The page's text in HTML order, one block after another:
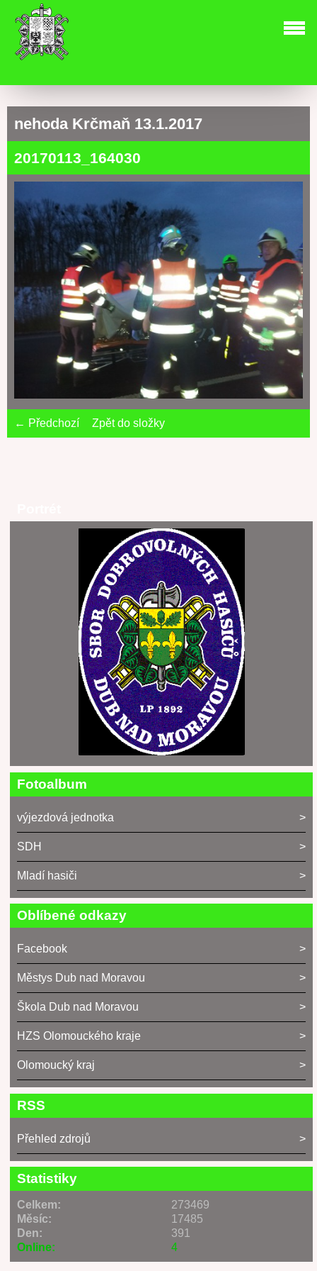
nehoda Krčmaň 13.1.2017
20170113_164030
← Předchozí Zpět do složky
Fotoalbum
výjezdová jednotka
SDH
Mladí hasiči
Oblíbené odkazy
Facebook
Městys Dub nad Moravou
Škola Dub nad Moravou
HZS Olomouckého kraje
Olomoucký kraj
RSS
Přehled zdrojů
Statistiky
Online: 4
Celkem:
273469
Měsíc:
17485
Den:
391